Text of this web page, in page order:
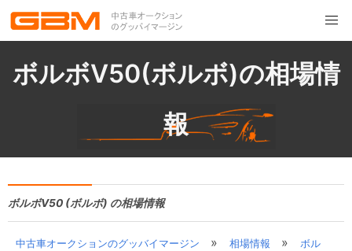
ボルボV50(ボルボ)の相場情
報
ボルボV50 (ボルボ) の相場情報
中古車オークションのグッバイマージン » 相場情報 »
ボル